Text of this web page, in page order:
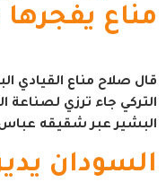
مناع يفجرها
قال صلاح مناع القيادي
التركي جاء ترزي
البشير عبر شقيقه
السودان